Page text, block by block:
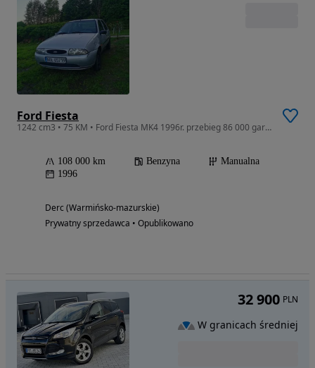
Ford Fiesta
1242 cm3 • 75 KM • Ford Fiesta MK4 1996r. przebieg 86 000 garażowany
108 000 km Benzyna
Manualna
1996
Derc (Warmińsko-mazurskie)
Prywatny sprzedawca • Opublikowano
32 900 PLN
W granicach średniej